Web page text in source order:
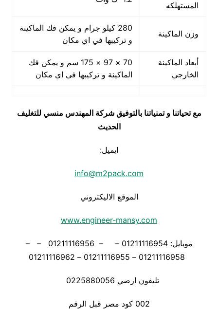
المستهلكه
وزن الماكينة
280 كيلو جرام و يمكن فك الماكينة
و تركيبها في اي مكان
أبعاد الماكينة
الخارجي
70 × 97 × 175 سم و يمكن فك
الماكينة و تركيبها في اي مكان
مع تحياتنا و تمنياتنا بالتوفيق شركة المهندس منسي للتغليف
الحديث
ايميل:
info@m2pack.com
الموقع الاليكتروني
www.engineer-mansy.com
موبايل: 01211116954 – – 01211116956 – –
تليفون ارضي 0225880056
002 كود مصر قبل الرقم